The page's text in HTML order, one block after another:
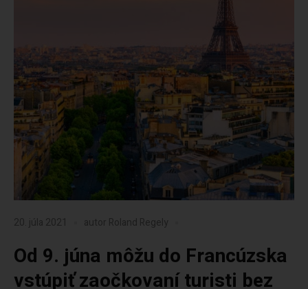
20. júla 2021 autor Roland Regely
Od 9. júna môžu do Francúzska
vstúpiť zaočkovaní turisti bez